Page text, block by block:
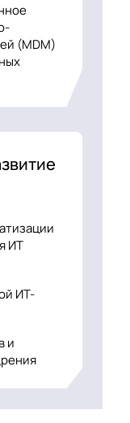
(MDM)
ИТ
ИТ-
и